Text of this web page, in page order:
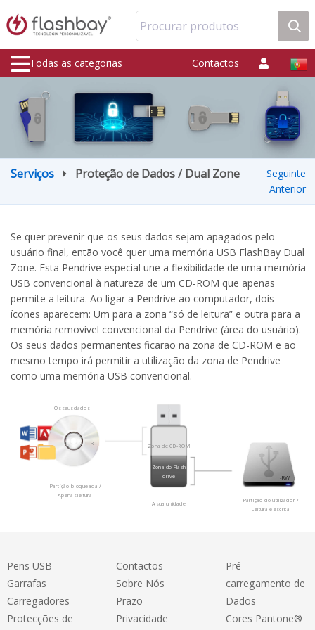
Procurar produtos
Todas as categorias Contactos
Serviços Proteção de Dados / Dual Zone
Seguinte
Anterior
Se quer prevenir que os seus dados sejam apagados pelo
usuário final, então você quer uma memória USB FlashBay Dual
Zone. Esta Pendrive especial une a flexibilidade de uma memória
USB convencional à natureza de um CD-ROM que apenas
permite a leitura. Ao ligar a Pendrive ao computador, dois
ícones aparecem: Um para a zona “só de leitura” e outra para a
memória removível convencional da Pendrive (área do usuário).
Os seus dados permanentes ficarão na zona de CD-ROM e ao
mesmo tempo irá permitir a utilização da zona de Pendrive
como uma memória USB convencional.
Os seus dados
-R
Partição bloqueada /
Apenas leitura
Zona de CD-ROM
Zona do Flash
drive
A sua unidade
-RW
Partição do utilizador /
Leitura e escrita
Pens USB
Garrafas
Carregadores
Protecções de
Contactos
Sobre Nós
Prazo
Privacidade
Pré-
carregamento de
Dados
Cores Pantone®